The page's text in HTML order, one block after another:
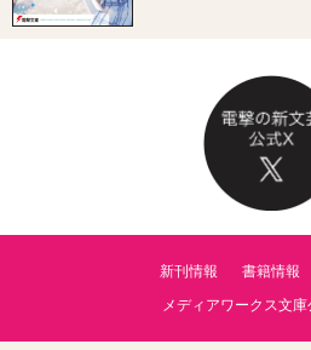
新刊情報 書籍情報
メディアワークス文庫